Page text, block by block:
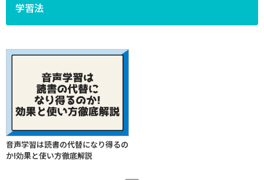
学習法
音声学習は読書の代替になり得るの
か!効果と使い方徹底解説